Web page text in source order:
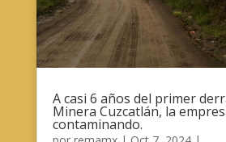
A casi 6 años del primer
Minera Cuzcatlán, la
contaminando.